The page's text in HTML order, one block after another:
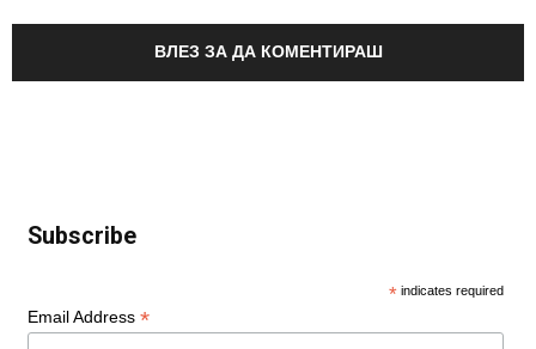
ВЛЕЗ ЗА ДА КОМЕНТИРАШ
Subscribe
* indicates required
Email Address *